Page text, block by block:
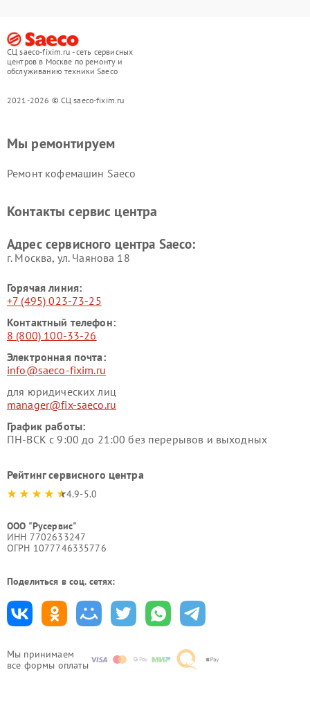
СЦ saeco-fixim.ru - сеть сервисных
центров в Москве по ремонту и
обслуживанию техники Saeco
2021-2026 © СЦ saeco-fixim.ru
Мы принимаем
все формы оплаты
Мы ремонтируем
Ремонт кофемашин Saeco
Контакты сервис центра
Адрес сервисного центра Saeco:
г. Москва, ул. Чаянова 18
Горячая линия:
+7 (495) 023-73-25
Контактный телефон:
8 (800) 100-33-26
Электронная почта:
info@saeco-fixim.ru
для юридических лиц
manager@fix-saeco.ru
График работы:
ПН-ВСК с 9:00 до 21:00 без перерывов и выходных
Рейтинг сервисного центра
4.9-5.0
ООО "Русервис"
ИНН 7702633247
ОГРН 1077746335776
Поделиться в соц. сетях: